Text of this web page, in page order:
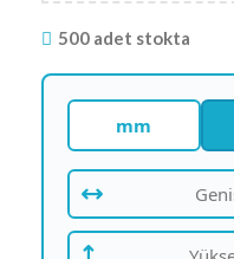
500 adet stokta
mm